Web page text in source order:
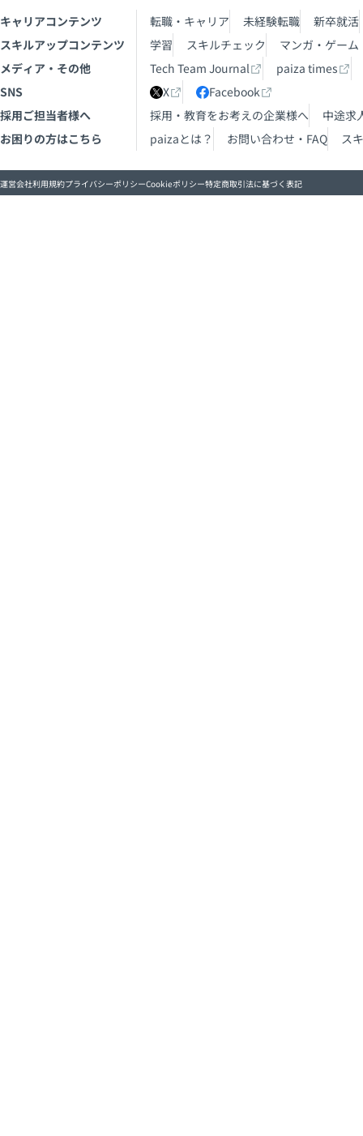
キャリアコンテンツ 転職・キャリア 未経験転職
新卒就活
スキルアップコンテンツ
学習 スキルチェック
マンガ・ゲーム
メディア・その他
Tech Team Journal
paiza times
SNS
X
Facebook
採用ご担当者様へ
採用・教育をお考えの企業様へ
中途求
お困りの方はこちら
paizaとは？ お問い合わせ・FAQ ス
運営会社利用規約プライバシーポリシーCookieポリシー特定商取引法に基づく表記